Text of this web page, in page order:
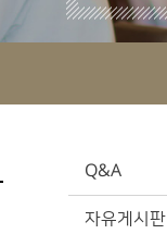
Q&A
자유게시판